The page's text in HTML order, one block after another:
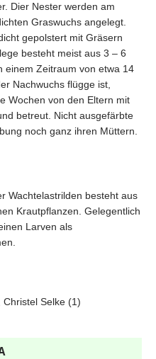
Dier Nester werden am
Graswuchs angelegt.
gepolstert mit Gräsern
besteht meist aus 3 – 6
einem Zeitraum von etwa 14
Nachwuchs flügge ist,
Wochen von den Eltern mit
betreut. Nicht ausgefärbte
noch ganz ihren Müttern.
Wachtelastrilden besteht aus
Krautpflanzen. Gelegentlich
Larven als
Selke (1)